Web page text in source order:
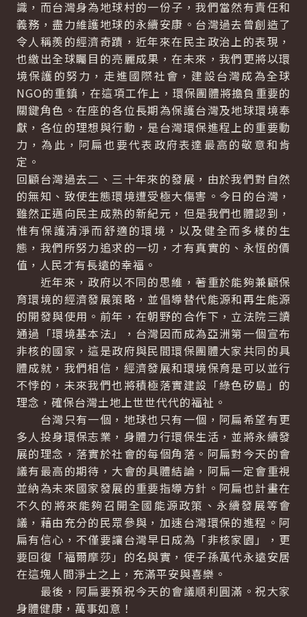
識，而台灣身為地球村的一份子，我們當然有責任和
義務，盡力維護地球的永續安康。台灣過去曾創造了
令人稱羨的經濟奇蹟，近年來在民主政治上的表現，
也繳出全球矚目的亮麗成果，在未來，我們更將以環
境保護的努力，走進國際社會，建設台灣成為全球
NGO的重鎮，在這項工作上，環保團體將擔負重要的
關鍵角色。在座的各位長期為保護台灣及地球環境奉
獻，各位的理想與行動，是台灣環保進程上的重要動
力，為此，阿扁也要代表政府表達最高的敬意和肯
定。
回顧台灣過去二、三十年來的發展，由於我們對自然
的無知、致使生態環境遭受極大傷害。今日的台灣，
雖然正邁向民主成熟的新紀元，但是我們也體認到，
惟有保護清淨而舒適的環境，以及健全而多樣的生
態，我們所努力追求的一切，才有真實的、永恆的價
值，人民才有長遠的幸福。
近年來，政府以不同的思維，著重於能夠兼顧保
育環境的經濟發展策略，並倡導替代能源和再生能源
的開發與使用。前年，在朝野的合作下，立法院三讀
通過「環境基本法」，台灣因而成為亞洲第一個宣布
非核的國家，這是政府與民間環保團體大家共同的具
體成就，我們相信，經濟發展和環境保育是可以並行
不悖的，未來我們也將積極落實建設「綠色矽島」的
理念，確保台灣土地上世世代代的福祉。
台灣只有一個，地球也只有一個，阿扁希望有更
多人投身環保志業，身體力行環保生活，並將永續發
展的理念，落實於社會的每個角落。阿扁對今天的會
議有最高的期待，大會的具體結論，阿扁一定會重視
並納為未來國家發展的重要指導方針。阿扁也計畫在
不久的將來能夠召開全國能源政策、永續發展等會
議，藉由充分的民眾參與，加速台灣環保的進程。阿
扁有信心，不僅要讓台灣早日成為「非核家園」，更
要回復「福爾摩莎」的名與實，使子孫萬代永遠安居
在這塊人間淨土之上，充滿平安與喜樂。
最後，阿扁要預祝今天的會議順利圓滿。祝大家
身體健康，萬事如意！